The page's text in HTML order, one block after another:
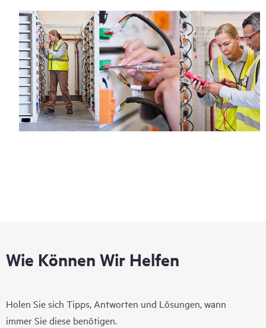
Wie Können Wir Helfen
Holen Sie sich Tipps, Antworten und Lösungen, wann
immer Sie diese benötigen.